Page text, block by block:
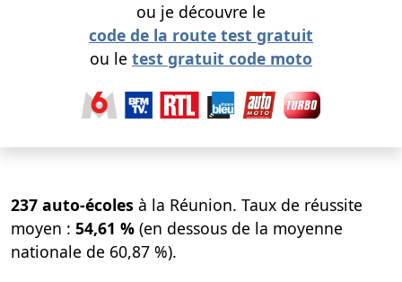
ou je découvre le
code de la route test gratuit
ou le test gratuit code moto
237 auto-écoles à la Réunion. Taux de réussite
moyen : 54,61 % (en dessous de la moyenne
nationale de 60,87 %).